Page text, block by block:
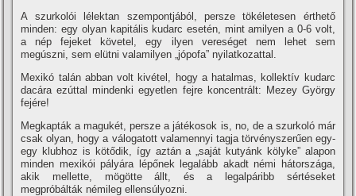
A szurkolói lélektan szempontjából, persze tökéletesen érthető
minden: egy olyan kapitális kudarc esetén, mint amilyen a 0-6 volt,
a nép fejeket követel, egy ilyen vereséget nem lehet sem
megúszni, sem elütni valamilyen „jópofa” nyilatkozattal.
Mexikó talán abban volt kivétel, hogy a hatalmas, kollektí­v kudarc
dacára ezúttal mindenki egyetlen fejre koncentrált: Mezey György
fejére!
Megkapták a magukét, persze a játékosok is, no, de a szurkoló már
csak olyan, hogy a válogatott valamennyi tagja törvényszerűen egy-
egy klubhoz is kötődik, í­gy aztán a „saját kutyánk kölyke” alapon
minden mexikói pályára lépőnek legalább akadt némi hátországa,
akik mellette, mögötte állt, és a legalpáribb sértéseket
megpróbálták némileg ellensúlyozni.